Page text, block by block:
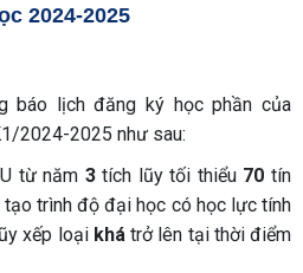
2024-2025
báo lịch đăng ký học phần của
2024-2025 như sau:
từ năm 3tích lũy tối thiểu 70 tín
trình độ đại học có học lực tính
xếp loại khá trở lên tại thời điểm